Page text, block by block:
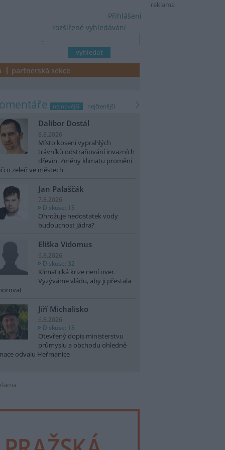
reklama
rozšířené vyhledávání
Přihlášení
partnerská sekce
nejnovější nejčtenější
Dalibor Dostál
8.8.2026
Místo kosení vyprahlých
trávníků odstraňování invazních
dřevin. Změny klimatu promění
o zeleň ve městech
Jan Palaščák
7.8.2026
Diskuse: 13
Ohrožuje nedostatek vody
budoucnost jádra?
Eliška Vidomus
6.8.2026
Diskuse: 32
Klimatická krize není over.
Vyzýváme vládu, aby ji přestala
Jiří Michalisko
6.8.2026
Diskuse: 18
Otevřený dopis ministerstvu
průmyslu a obchodu ohledně
odvalu Heřmanice